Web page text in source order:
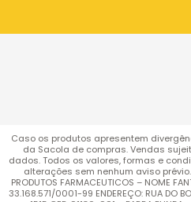
Caso os produtos apresentem
da Sacola de compras. Vendas
dados. Todos os valores, formas e
alterações sem nenhum aviso prévio.
PRODUTOS FARMACEUTICOS – NOME
33.168.571/0001-99 ENDEREÇO: RUA DO